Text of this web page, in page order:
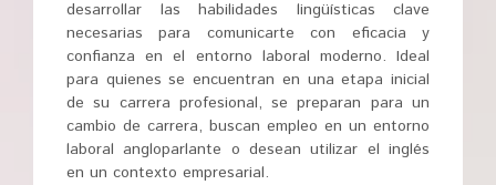
desarrollar las habilidades lingüísticas clave
necesarias para comunicarte con eficacia y
confianza en el entorno laboral moderno. Ideal
para quienes se encuentran en una etapa inicial
de su carrera profesional, se preparan para un
cambio de carrera, buscan empleo en un entorno
laboral angloparlante o desean utilizar el inglés
en un contexto empresarial.